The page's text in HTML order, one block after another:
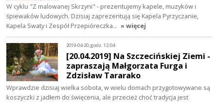
W cyklu "Z malowanej Skrzyni" - prezentujemy kapele, muzyków i
śpiewaków ludowych. Dzisiaj zaprezentują się Kapela Pyrzyczanie,
Kapela Swaty i Zespół Przepióreczka… » więcej
2019-04-20, godz. 12:04
[20.04.2019] Na Szczecińskiej Ziemi -
zapraszają Małgorzata Furga i
Zdzisław Tararako
Wprawdzie dzisiaj wielka sobota, w wielu domach przygotowywane są
koszyczki z jadłem do święcenia, ale przecież choć tradycja jest